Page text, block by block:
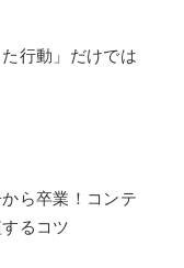
行動」だけでは
ら卒業！コンテ
るコツ